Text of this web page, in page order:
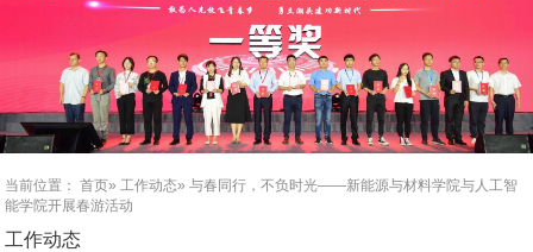
当前位置：首页»工作动态» 与春同行，不负时光——新能源与材料学院与人工智
能学院开展春游活动
工作动态